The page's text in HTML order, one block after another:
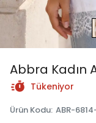
Abbra Kadın
Tükeniyor
Ürün Kodu: ABR-